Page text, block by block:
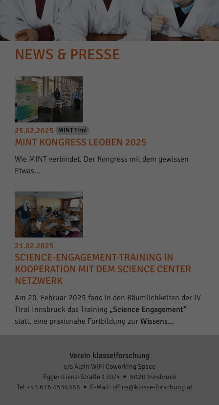
NEWS & PRESSE
25.02.2025 MINT Tirol
MINT KONGRESS LEOBEN 2025
Wie MINT verbindet. Der Kongress mit dem gewissen
Etwas...
21.02.2025
SCIENCE-ENGAGEMENT-TRAINING IN
KOOPERATION MIT DEM SCIENCE CENTER
NETZWERK
Am 20. Februar 2025 fand in den Räumlichkeiten der IV
Tirol Innsbruck das Training „Science Engagement“
statt, eine praxisnahe Fortbildung zur Wissens…
Verein klasse!forschung
c/o Alpin WIFI Coworking Space
Egger-Lienz-Straße 130/4
6020 Innsbruck
Tel +43 676 4534366
E-Mail: office@klasse-forschung.at